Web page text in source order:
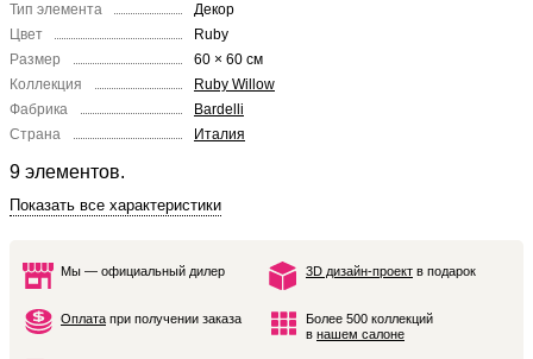
Тип элемента
Декор
Цвет
Ruby
Размер
60 × 60 см
Коллекция
Ruby Willow
Фабрика
Bardelli
Страна
Италия
9 элементов.
Показать все характеристики
Мы — официальный дилер 3D дизайн-проект в подарок
Оплата при получении заказа
Более 500 коллекций
в нашем салоне